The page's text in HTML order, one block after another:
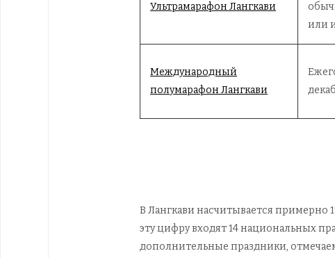
Ультрамарафон Лангкави
или
Международный
полумарафон Лангкави
В Лангкави насчитывается примерно
эту цифру входят 14 национальных
дополнительные праздники,